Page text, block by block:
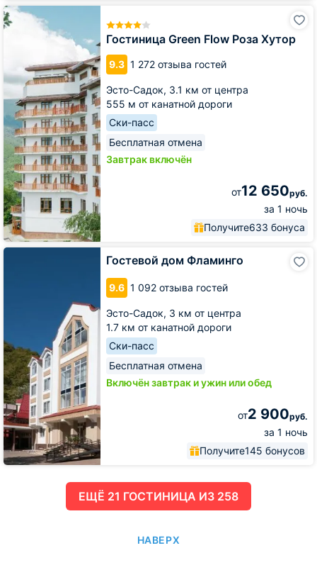
Гостиница Green Flow Роза Хутор
9.3 1 272 отзыва гостей
Эсто-Садок, 3.1 км от центра
555 м от канатной дороги
Ски-пасс
Бесплатная отмена
Завтрак включён
от12 650руб.
за 1 ночь
Получите633 бонуса
Гостиница
Green
Гостевой дом Фламинго
9.6 1 092 отзыва гостей
Эсто-Садок, 3 км от центра
1.7 км от канатной дороги
Ски-пасс
Бесплатная отмена
Включён завтрак и ужин или обед
от2 900руб.
за 1 ночь
Получите145 бонусов
Гостевой
ЕЩË 21 ГОСТИНИЦА ИЗ 258
НАВЕРХ